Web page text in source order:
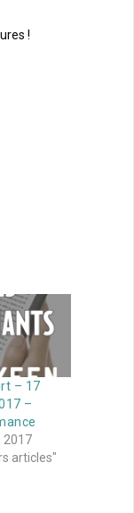
!
– 17
–
2017
articles"